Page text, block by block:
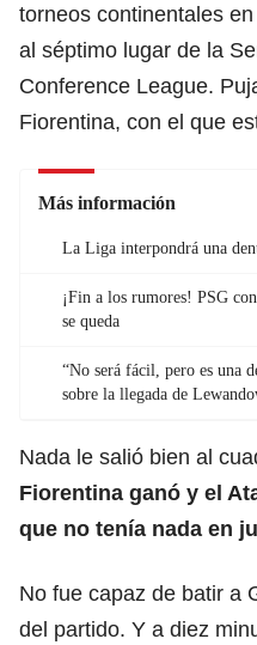
torneos continentales
al séptimo lugar de la
Conference League.
Fiorentina, con el que
Más información
La Liga interpondrá una
¡Fin a los rumores! PSG
se queda
“No será fácil, pero es una
sobre la llegada de
Nada le salió bien al
Fiorentina ganó y el
que no tenía nada en
No fue capaz de batir a
del partido. Y a diez